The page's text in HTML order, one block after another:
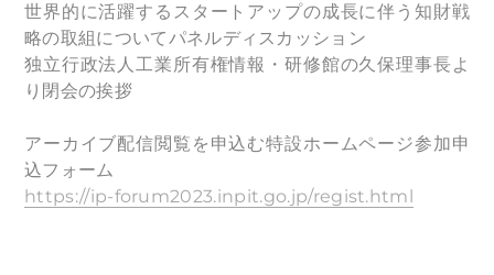
世界的に活躍するスタートアップの成長に伴う知財戦
略の取組についてパネルディスカッション
独立行政法人工業所有権情報・研修館の久保理事長よ
り閉会の挨拶
アーカイブ配信閲覧を申込む特設ホームページ参加申
込フォーム
https://ip-forum2023.inpit.go.jp/regist.html